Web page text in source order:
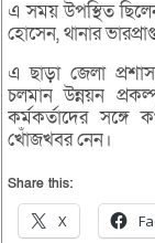
এ সময় উপস্থিত
হোসেন, থানার
এ ছাড়া জেলা
চলমান উন্নয়ন
কর্মকর্তাদের
খোঁজখবর নেন।
Share this:
X